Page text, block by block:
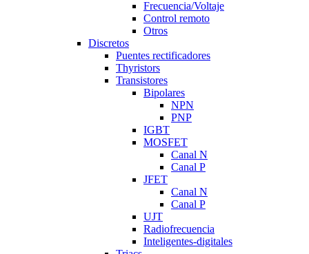
Frecuencia/Voltaje
Control remoto
Otros
Discretos
Puentes rectificadores
Thyristors
Transistores
Bipolares
NPN
PNP
IGBT
MOSFET
Canal N
Canal P
JFET
Canal N
Canal P
UJT
Radiofrecuencia
Inteligentes-digitales